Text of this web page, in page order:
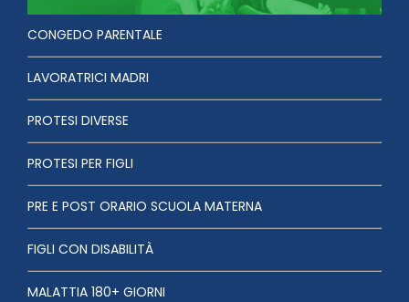
CONGEDO PARENTALE
LAVORATRICI MADRI
PROTESI DIVERSE
PROTESI PER FIGLI
PRE E POST ORARIO SCUOLA MATERNA
FIGLI CON DISABILITÀ
MALATTIA 180+ GIORNI